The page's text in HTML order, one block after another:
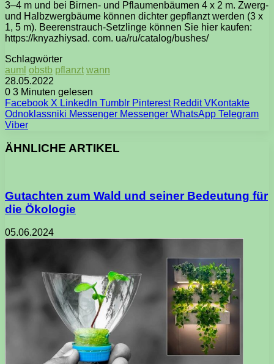
3–4 m und bei Birnen- und Pflaumenbäumen 4 x 2 m. Zwerg-
und Halbzwergbäume können dichter gepflanzt werden (3 x
1, 5 m). Beerenstrauch-Setzlinge können Sie hier kaufen:
https://knyazhiysad. com. ua/ru/catalog/bushes/
Schlagwörter
auml obstb pflanzt wann
28.05.2022
0 3 Minuten gelesen
Facebook X LinkedIn Tumblr Pinterest Reddit VKontakte
Odnoklassniki Messenger Messenger WhatsApp Telegram
Viber
ÄHNLICHE ARTIKEL
Gutachten zum Wald und seiner Bedeutung für
die Ökologie
05.06.2024